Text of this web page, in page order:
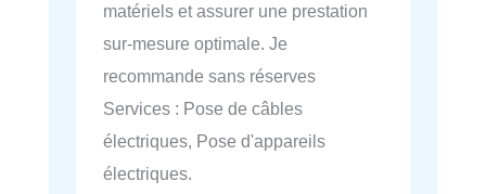
matériels et assurer une prestation
sur-mesure optimale. Je
recommande sans réserves
Services : Pose de câbles
électriques, Pose d'appareils
électriques.